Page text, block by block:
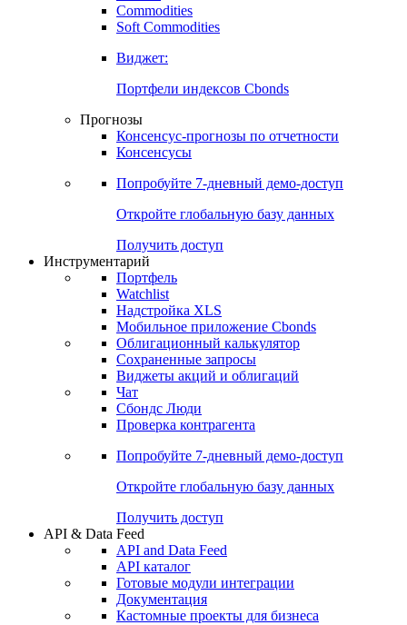
Commodities
Soft Commodities
Виджет:
Портфели индексов Cbonds
Прогнозы
Консенсус-прогнозы по отчетности
Консенсусы
Попробуйте 7-дневный демо-доступ
Откройте глобальную базу данных
Получить доступ
Инструментарий
Портфель
Watchlist
Надстройка XLS
Мобильное приложение Cbonds
Облигационный калькулятор
Сохраненные запросы
Виджеты акций и облигаций
Чат
Сбондс Люди
Проверка контрагента
Попробуйте 7-дневный демо-доступ
Откройте глобальную базу данных
Получить доступ
API & Data Feed
API and Data Feed
API каталог
Готовые модули интеграции
Документация
Кастомные проекты для бизнеса